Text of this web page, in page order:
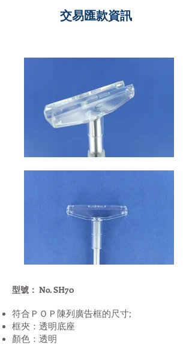
交易匯款資訊
型號： No. SH70
符合 ＰＯＰ陳列廣告框的尺寸;
框夾：透明底座
顏色：透明